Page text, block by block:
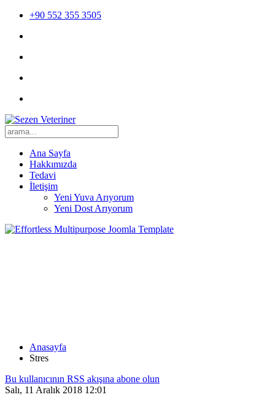
+90 552 355 3505
Ana Sayfa
Hakkımızda
Tedavi
İletişim
Yeni Yuva Arıyorum
Yeni Dost Arıyorum
Anasayfa
Stres
Bu kullanıcının RSS akışına abone olun
Salı, 11 Aralık 2018 12:01